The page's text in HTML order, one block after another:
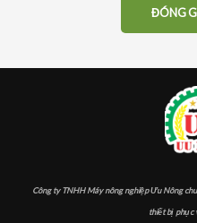
ĐÓNG
Công ty TNHH Máy nông nghiệp Ưu Nông
thiết bị phục